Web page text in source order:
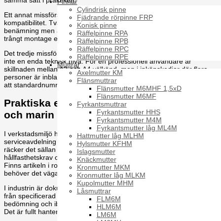
Cylindrisk pinne
Fjädrande rörpinne FRP
Konisk pinne
Räffelpinne RPA
Räffelpinne RPB
Räffelpinne RPC
Räffelpinne RPE
Muttrar
Axelmutter KM
Flänsmuttrar
Flänsmutter M6MHF 1,5xD
Flänsmutter M6MF
Fyrkantsmuttrar
Fyrkantsmutter HHS
Fyrkantsmutter M4M
Fyrkantsmutter låg ML4M
Hattmutter låg MLHM
Hylsmutter KFHM
Islagsmutter
Knäckmutter
Kronmutter MKM
Kronmutter låg MLKM
Kupolmutter MHM
Låsmuttrar
FLM6M
HLM6M
LM6M
Ett annat missförstånd är att standarden ensam garanterar
kompatibilitet. Två artiklar kan ligga mycket nära varandra i
benämning men ändå avvika tillräckligt för att skapa problem i ett
trångt montage eller i en komponent med fördefinierad sätesyta.
Det tredje missförståndet gäller rostfritt som kategori. "Rostfri" är
inte en enda teknisk nivå. För en professionell användare är
skillnaden mellan A2 och A4 välkänd, men i inköpskedjor där flera
personer är inblandade tappas den ibland bort. Då hjälper det inte
att standardnumret är rätt.
Praktiska exempel från verkstad, industri
och marin miljö
I verkstadsmiljö handlar frågan ofta om drift och tempo. Om en
serviceavdelning behöver ersätta en sexkantskruv i en äldre maskin
räcker det sällan att bara mäta M-dimension och längd. Skruvskalle,
hållfasthetskrav och gänglängd måste också in i bedömningen.
Finns artikeln i rostfritt för att klara tvätt, fukt eller kemisk påverkan
behöver det vägas in redan från början.
I industrin är dokumentstyrningen ofta tydligare. Där kan avvikelse
från specificerad standard vara möjlig, men då krävs en teknisk
bedömning och ibland uppdatering av ritning eller reservdelslista.
Det är fullt hanterbart, men det ska ske kontrollerat.